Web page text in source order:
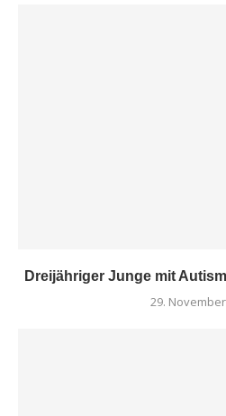
Dreijähriger Junge mit
29.